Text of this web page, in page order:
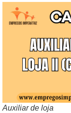
Auxiliar de loja